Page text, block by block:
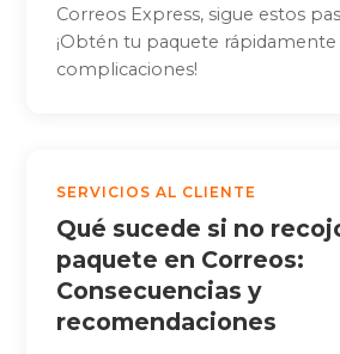
Correos Express, sigue estos
¡Obtén tu paquete rápidamente
complicaciones!
SERVICIOS AL CLIENTE
Qué sucede si no
paquete en Correos:
Consecuencias y
recomendaciones